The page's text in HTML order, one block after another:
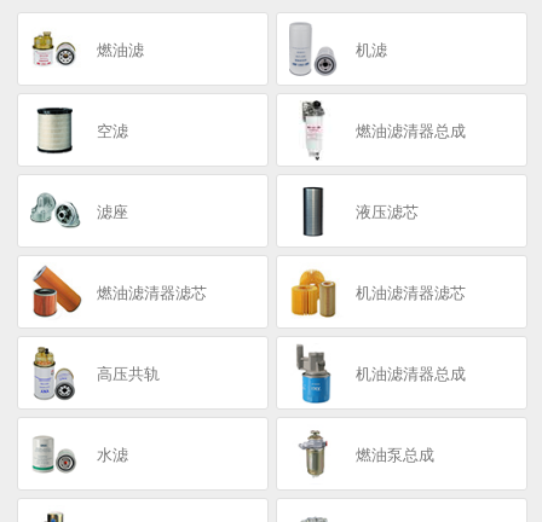
燃油滤 机滤
空滤 燃油滤清器总成
滤座 液压滤芯
燃油滤清器滤芯 机油滤清器滤芯
高压共轨 机油滤清器总成
水滤 燃油泵总成